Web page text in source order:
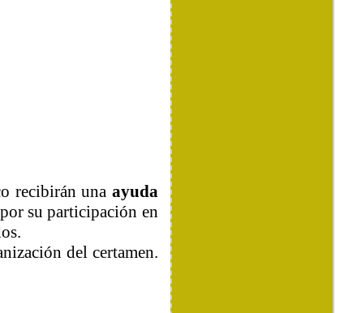
recibirán una ayuda
su participación en
del certamen.